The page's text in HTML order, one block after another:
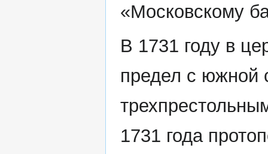
«Московскому
В 1731 году в
предел с южной
1731 года